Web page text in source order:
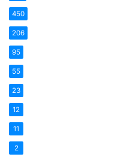
450
206
95
55
23
12
11
2